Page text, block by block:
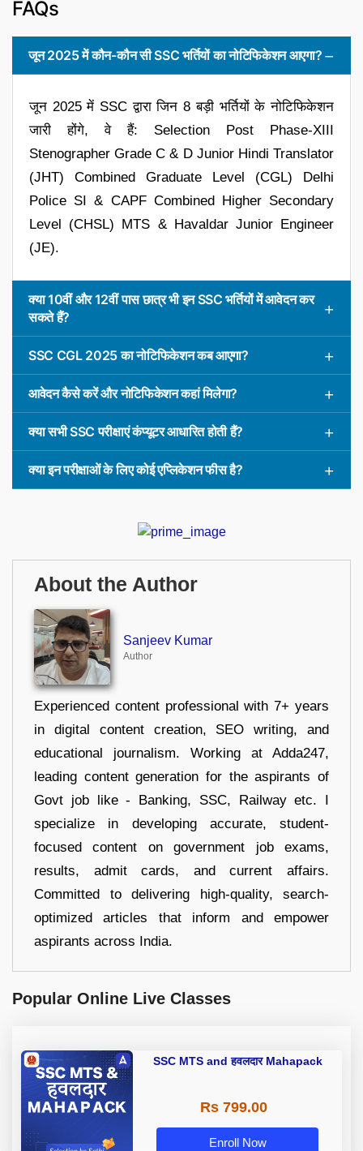
FAQs
जून 2025 में कौन-कौन सी SSC भर्तियों का नोटिफिकेशन आएगा?
जून 2025 में SSC द्वारा जिन 8 बड़ी भर्तियों के नोटिफिकेशन
जारी होंगे, वे हैं: Selection Post Phase-XIII
Stenographer Grade C & D Junior Hindi Translator
(JHT) Combined Graduate Level (CGL) Delhi
Police SI & CAPF Combined Higher Secondary
Level (CHSL) MTS & Havaldar Junior Engineer
(JE).
क्या 10वीं और 12वीं पास छात्र भी इन SSC भर्तियों में आवेदन कर
सकते हैं?
SSC CGL 2025 का नोटिफिकेशन कब आएगा?
आवेदन कैसे करें और नोटिफिकेशन कहां मिलेगा?
क्या सभी SSC परीक्षाएं कंप्यूटर आधारित होती हैं?
क्या इन परीक्षाओं के लिए कोई एप्लिकेशन फीस है?
About the Author
Sanjeev Kumar
Author
Experienced content professional with 7+ years
in digital content creation, SEO writing, and
educational journalism. Working at Adda247,
leading content generation for the aspirants of
Govt job like - Banking, SSC, Railway etc. I
specialize in developing accurate, student-
focused content on government job exams,
results, admit cards, and current affairs.
Committed to delivering high-quality, search-
optimized articles that inform and empower
aspirants across India.
Popular Online Live Classes
SSC MTS and हवलदार Mahapack
Rs 799.00
Enroll Now